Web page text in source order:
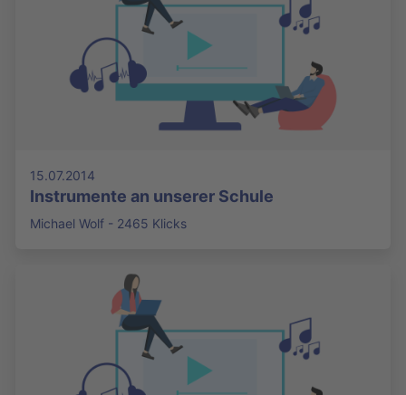
15.07.2014
Instrumente an unserer Schule
Michael Wolf - 2465 Klicks